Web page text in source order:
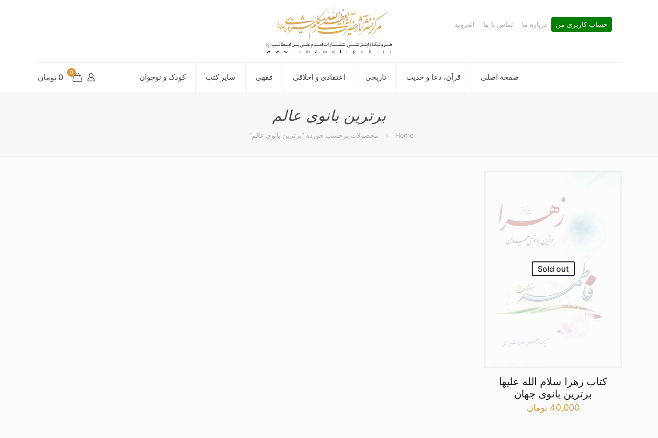
صفحه اصلی قرآن، دعا و حدیث تاریخی اعتقادی و اخلاقی فقهی سایر کتب کودک و نوجوان
حساب کاربری من درباره ما تماس با ما اندروید
0 0 تومان
برترین بانوی عالم
Home محصولات برچسب خورده “برترین بانوی عالم”
Sold out
کتاب زهرا سلام الله علیها
برترین بانوی جهان
40,000 تومان